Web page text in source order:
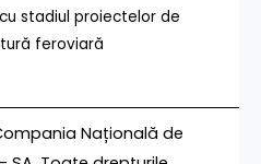
stadiul proiectelor de
feroviară
Națională de